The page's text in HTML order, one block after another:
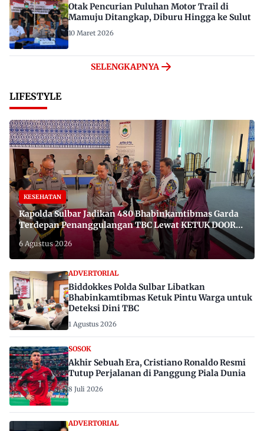
Otak Pencurian Puluhan Motor Trail di
Mamuju Ditangkap, Diburu Hingga ke Sulut
10 Maret 2026
SELENGKAPNYA
LIFESTYLE
KESEHATAN
Kapolda Sulbar Jadikan 480 Bhabinkamtibmas Garda
Terdepan Penanggulangan TBC Lewat KETUK DOORS
di 650 Desa
6 Agustus 2026
ADVERTORIAL
Biddokkes Polda Sulbar Libatkan
Bhabinkamtibmas Ketuk Pintu Warga untuk
Deteksi Dini TBC
1 Agustus 2026
SOSOK
Akhir Sebuah Era, Cristiano Ronaldo Resmi
Tutup Perjalanan di Panggung Piala Dunia
8 Juli 2026
ADVERTORIAL